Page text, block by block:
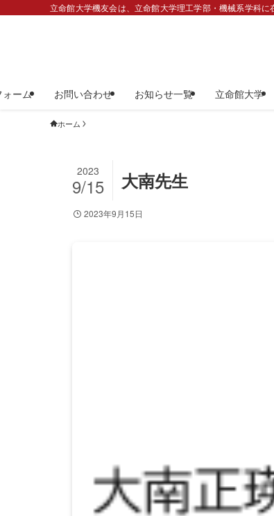
立命館大学機友会は、立命館大学理工学部・機械系学科
ーム お問い合わせ お知らせ一覧 立命館大学
ホーム
大南先生
2023
9/15
2023年9月15日